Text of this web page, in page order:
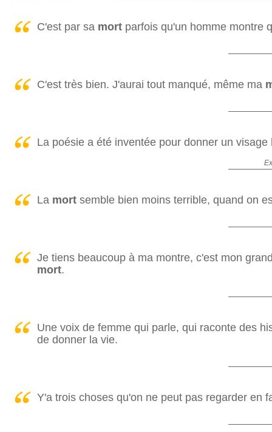
C'est par sa mortparfois qu'un homme montre
C'est très bien. J'aurai tout manqué, même ma
La poésie a été inventée pour donner un
La mortsemble bien moins terrible, quand on
Je tiens beaucoup à ma montre, c'est mon
mort.
Une voix de femme qui parle, qui raconte des
de donner la vie.
Y'a trois choses qu'on ne peut pas regarder en